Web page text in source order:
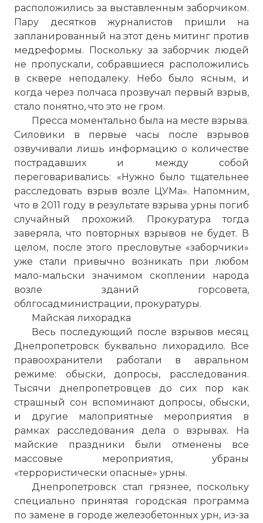
расположились за выставленным заборчиком.
Пару десятков журналистов пришли на
запланированный на этот день митинг против
медреформы. Поскольку за заборчик людей
не пропускали, собравшиеся расположились
в сквере неподалеку. Небо было ясным, и
когда через полчаса прозвучал первый взрыв,
стало понятно, что это не гром.
Пресса моментально была на месте взрыва.
Силовики в первые часы после взрывов
озвучивали лишь информацию о количестве
пострадавших и между собой
переговаривались: «Нужно было тщательнее
расследовать взрыв возле ЦУМа». Напомним,
что в 2011 году в результате взрыва урны погиб
случайный прохожий. Прокуратура тогда
заверяла, что повторных взрывов не будет. В
целом, после этого пресловутые «заборчики»
уже стали привычно возникать при любом
мало-мальски значимом скоплении народа
возле зданий горсовета,
облгосадминистрации, прокуратуры.
Майская лихорадка
Весь последующий после взрывов месяц
Днепропетровск буквально лихорадило. Все
правоохранители работали в авральном
режиме: обыски, допросы, расследования.
Тысячи днепропетровцев до сих пор как
страшный сон вспоминают допросы, обыски,
и другие малоприятные мероприятия в
рамках расследования дела о взрывах. На
майские праздники были отменены все
массовые мероприятия, убраны
«террористически опасные» урны.
Днепропетровск стал грязнее, поскольку
специально принятая городская программа
по замене в городе железобетонных урн, из-за